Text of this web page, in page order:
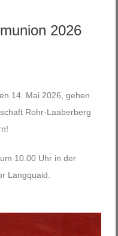
2026
14. Mai 2026, gehen
Rohr-Laaberberg
10.00 Uhr in der
Langquaid.